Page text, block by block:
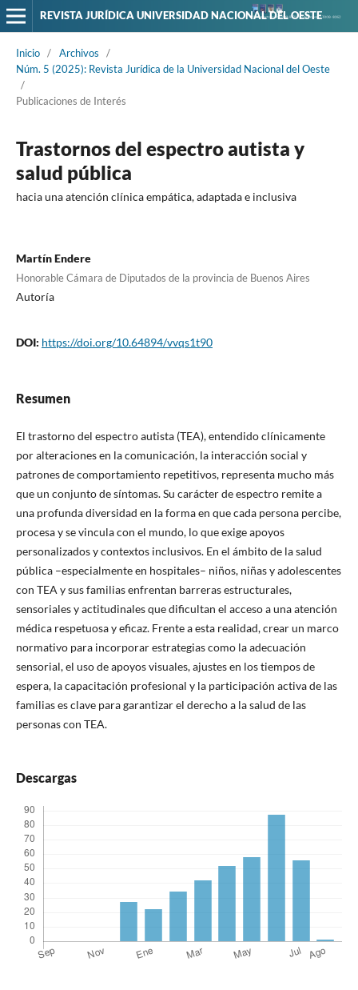
REVISTA JURÍDICA UNIVERSIDAD NACIONAL DEL OESTE
Inicio / Archivos
/
Núm. 5 (2025): Revista Jurídica de la Universidad Nacional del Oeste
/
Publicaciones de Interés
Trastornos del espectro autista y
salud pública
hacia una atención clínica empática, adaptada e inclusiva
Martín Endere
Honorable Cámara de Diputados de la provincia de Buenos Aires
Autoría
DOI: https://doi.org/10.64894/vvqs1t90
Resumen
El trastorno del espectro autista (TEA), entendido clínicamente
por alteraciones en la comunicación, la interacción social y
patrones de comportamiento repetitivos, representa mucho más
que un conjunto de síntomas. Su carácter de espectro remite a
una profunda diversidad en la forma en que cada persona percibe,
procesa y se vincula con el mundo, lo que exige apoyos
personalizados y contextos inclusivos. En el ámbito de la salud
pública –especialmente en hospitales– niños, niñas y adolescentes
con TEA y sus familias enfrentan barreras estructurales,
sensoriales y actitudinales que dificultan el acceso a una atención
médica respetuosa y eficaz. Frente a esta realidad, crear un marco
normativo para incorporar estrategias como la adecuación
sensorial, el uso de apoyos visuales, ajustes en los tiempos de
espera, la capacitación profesional y la participación activa de las
familias es clave para garantizar el derecho a la salud de las
personas con TEA.
Descargas